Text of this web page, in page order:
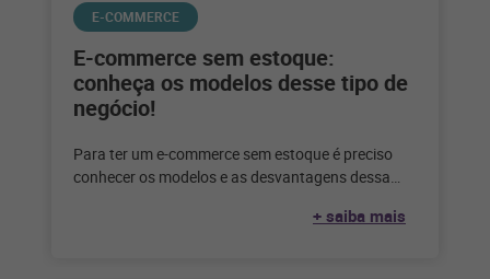
E-COMMERCE
E-commerce sem estoque:
conheça os modelos desse tipo de
negócio!
Para ter um e-commerce sem estoque é preciso
conhecer os modelos e as desvantagens dessa
+ saiba mais